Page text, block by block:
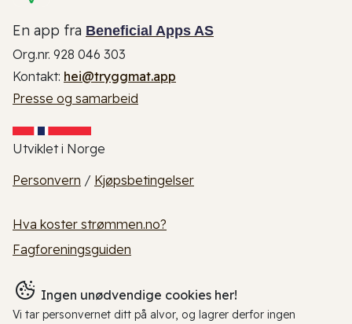
En app fra Beneficial Apps AS
Org.nr. 928 046 303
Kontakt: hei@tryggmat.app
Presse og samarbeid
Utviklet i Norge
Personvern / Kjøpsbetingelser
Hva koster strømmen.no?
Fagforeningsguiden
Ingen unødvendige cookies her!
Vi tar personvernet ditt på alvor, og lagrer derfor ingen